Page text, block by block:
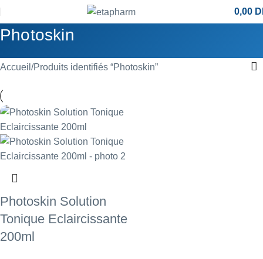
0,00
Photoskin
Accueil Produits identifiés “Photoskin”
Photoskin Solution
Tonique Eclaircissante
200ml